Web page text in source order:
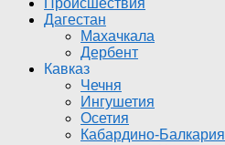
Происшествия
Дагестан
Махачкала
Дербент
Кавказ
Чечня
Ингушетия
Осетия
Кабардино-Балкария